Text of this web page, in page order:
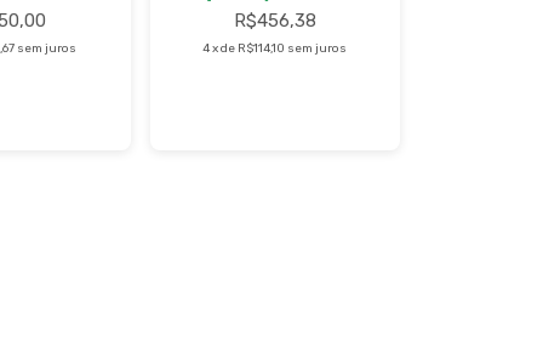
sem juros
R$456,38
4xde R$114,10 sem juros